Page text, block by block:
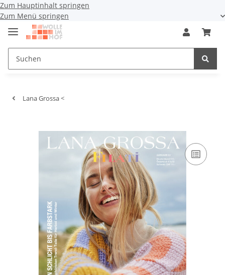
Zum Hauptinhalt springen
Zum Menü springen
Lana Grossa <